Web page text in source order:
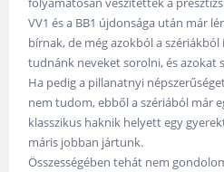
VV1 és a BB1 újdonsága után már
bírnak, de még azokból a
tudnánk neveket sorolni, és azokat
Ha pedig a pillanatnyi
nem tudom, ebből a szériából már
klasszikus haknik helyett egy
máris jobban jártunk.
Összességében tehát nem